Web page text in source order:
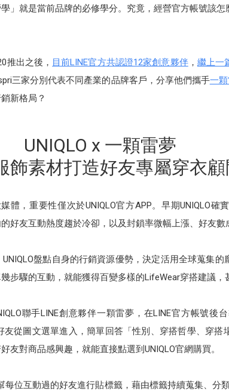
」就是當前品牌的必修學分。究竟，經營官方帳號該
推出之後， 目前LINE官方共認證12家創意夥伴， 繼上一
三家分別代表不同產業的品牌客戶，分享他們攜手一
新格局？
UNIQLO x 一顆雷夢
飾素材打造好友專屬穿衣顧
體，重要性僅次於UNIQLO官方APP。早期UNIQLO確
好友互動熱度趨於冷卻，以及封鎖率微幅上漲、好友數
盤點自身的行銷資源優勢，決定活用全球蒐集
步驟的互動，就能獲得百變多樣的LifeWear穿搭建議，
聯手LINE創意夥伴一顆雷夢，在LINE官方帳號後
從圖文選單進入，簡單回答「性別、穿搭哲學、穿搭
友對商品感興趣，就能直接點選到UNIQLO官網購買。
每位互動過的好友進行貼標籤，藉由標籤持續蒐集、分